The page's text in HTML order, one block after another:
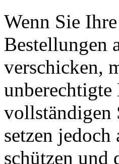
Wenn Sie
Bestellungen
verschicken,
vollständigen
setzen
schützen und